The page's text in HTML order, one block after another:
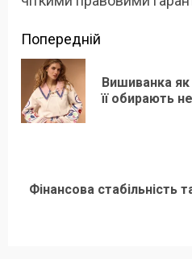
Продовжити
читання
Попередній
Вишиванка як
її обирають
Наступний
Фінансова стабільність